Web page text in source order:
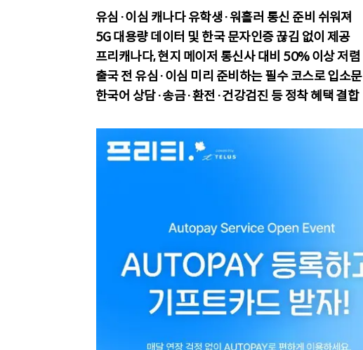
유심·이심 캐나다 유학생·워홀러 통신 준비 쉬워져
5G 대용량 데이터 및 한국 문자인증 끊김 없이 제공
프리캐나다, 현지 메이저 통신사 대비 50% 이상 저렴
출국 전 유심·이심 미리 준비하는 필수 코스로 입소문
한국어 상담·송금·환전·건강검진 등 정착 혜택 결합